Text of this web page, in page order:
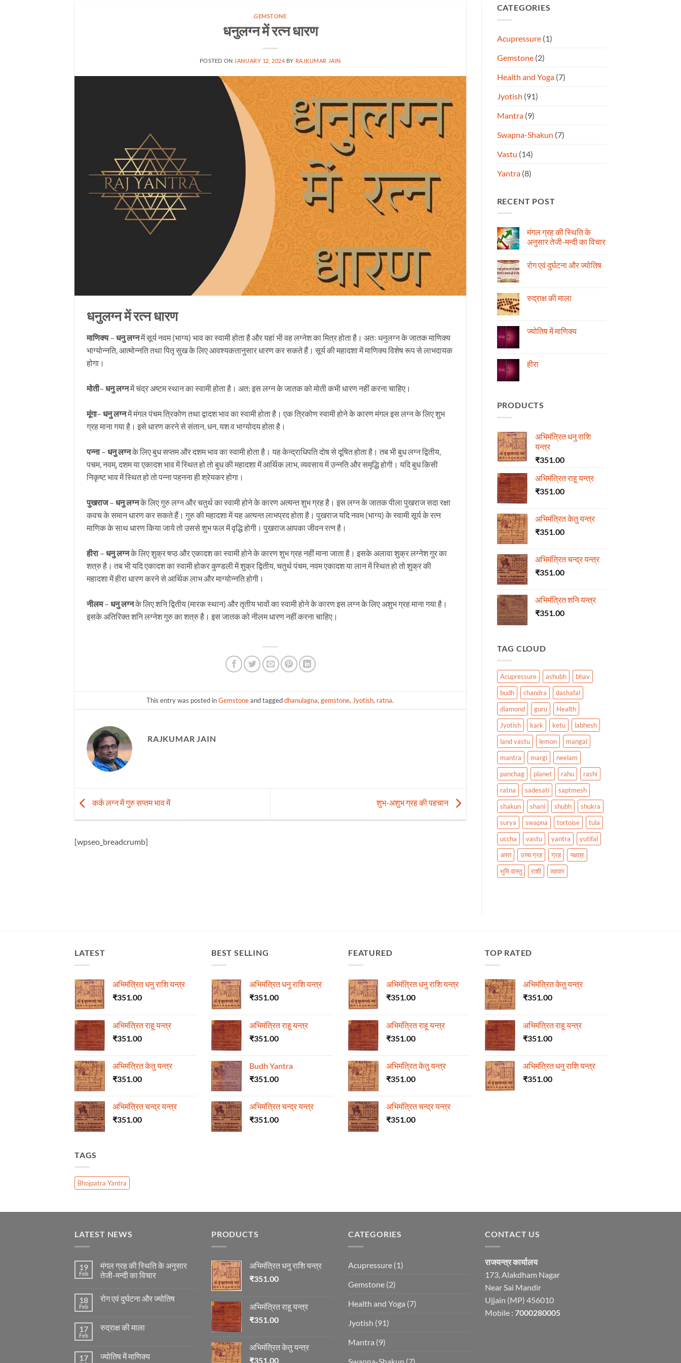
GEMSTONE
धनुलग्न में रत्न धारण
POSTED ON JANUARY 12, 2024 BY RAJKUMAR JAIN
धनुलग्न में रत्न धारण
माणिक्य– धनु लग्नमें सूर्य नवम (भाग्य) भाव का स्वामी होता है और यहां भी वह लग्नेश का मित्र होता है। अतः धनुलग्न के जातक माणिक्य
भाग्योन्नति, आत्मोन्नति तथा पितृ सुख के लिए आवश्यकतानुसार धारण कर सकते हैं। सूर्य की महादशा में माणिक्य विशेष रूप से लाभदायक
होगा।
मोती– धनु लग्नमें चंद्र अष्टम स्थान का स्वामी होता है। अत: इस लग्न के जातक को मोती कभी धारण नहीं करना चाहिए।
मूंगा– धनु लग्नमें मंगल पंचम त्रिकोण तथा द्वादश भाव का स्वामी होता है। एक त्रिकोण स्वामी होने के कारण मंगल इस लग्न के लिए शुभ
ग्रह माना गया है। इसे धारण करने से संतान, धन, यश व भाग्योदय होता है।
पन्ना– धनु लग्नके लिए बुध सप्तम और दशम भाव का स्वामी होता है। यह केन्द्राधिपति दोष से दूषित होता है। तब भी बुध लग्न द्वितीय,
पचम, नवम्, दशम या एकादश भाव में स्थित हो तो बुध की महादशा में आर्थिक लाभ, व्यवसाय में उन्नति और समृद्धि होगी। यदि बुध किसी
निकृष्ट भाव में स्थित हो तो पन्ना पहनना ही श्रेयकर होगा।
पुखराज– धनु लग्नके लिए गुरु लग्न और चतुर्थ का स्वामी होने के कारण अत्यन्त शुभ ग्रह है। इस लग्न के जातक पीला पुखराज सदा रक्षा
कवच के समान धारण कर सकते हैं। गुरु की महादशा में यह अत्यन्त लाभप्रद होता है। पुखराज यदि नवम (भाग्य) के स्वामी सूर्य के रत्न
माणिक के साथ धारण किया जाये तो उससे शुभ फल में वृद्धि होगी। पुखराज आपका जीवन रत्न है।
हीरा– धनु लग्नके लिए शुक्र षप्ठ और एकादश का स्वामी होने के कारण शुभ ग्रह नहीं माना जाता है। इसके अलावा शुक्र लग्नेश गुर का
शत्रु है। तब भी यदि एकादश का स्वामी होकर कुण्डली में शुक्र द्वितीय, चतुर्थ पंचम, नवम एकादश या लान में स्थित हो तो शुक्र की
महादशा में हीरा धारण करने से आर्थिक लाभ और माग्योन्नति होगी।
नीलम– धनु लग्नके लिए शनि द्वितीय (मारक स्थान) और तृतीय भावों का स्वामी होने के कारण इस लग्न के लिए अशुभ ग्रह माना गया है।
इसके अतिरिक्त शनि लग्नेश गुरु का शत्रु है। इस जातक को नीलम धारण नहीं करना चाहिए।
This entry was posted inGemstoneand taggeddhanulagna,gemstone, Jyotish, ratna.
RAJKUMAR JAIN
कर्क लग्न में गुरु सप्तम भाव में शुभ-अशुभ ग्रह की पहचान
[wpseo_breadcrumb]
CATEGORIES
Acupressure(1)
Gemstone(2)
Health and Yoga(7)
Jyotish (91)
Mantra(9)
Swapna-Shakun (7)
Vastu (14)
Yantra(8)
RECENT POST
मंगल ग्रह की स्थिति के
अनुसार तेजी-मन्दी का विचार
on
के
अनुसार
विचार
रोग एवं दुर्घटना और ज्योतिष
रोग
एवं
रुद्राक्ष की माला
रुद्राक्ष
की
ज्योतिष में माणिक्य
ज्योतिष
में
हीरा
PRODUCTS
अभिमंत्रित धनु राशि
यन्त्र
₹351.00
अभिमंत्रित राहू यन्त्र
₹351.00
अभिमंत्रित केतु यन्त्र
₹351.00
अभिमंत्रित चन्द्र यन्त्र
₹351.00
अभिमंत्रित शनि यन्त्र
₹351.00
TAG CLOUD
Acupressure ashubh
bhav
budh
chandra
dashafal
diamond
guru
Health
Jyotish
kark ketu
labhesh
land vastu
lemon
mangal
mantra
margi
neelam
panchag
planet rahu
rashi
ratna
sadesati
saptmesh
shakun
shani shubh
shukra
surya
swapna tortoise
tula
uccha
vastu yantra
yutifal
अस्त
उच्च ग्रह ग्रह
नक्षत्र
भूमि वास्तु
राशी व्यापार
LATEST
अभिमंत्रित धनु राशि यन्त्र
₹351.00
अभिमंत्रित राहू यन्त्र
₹351.00
अभिमंत्रित केतु यन्त्र
₹351.00
अभिमंत्रित चन्द्र यन्त्र
₹351.00
BEST SELLING
अभिमंत्रित धनु राशि यन्त्र
₹351.00
अभिमंत्रित राहू यन्त्र
₹351.00
Budh Yantra
₹351.00
अभिमंत्रित चन्द्र यन्त्र
₹351.00
FEATURED
अभिमंत्रित धनु राशि यन्त्र
₹351.00
अभिमंत्रित राहू यन्त्र
₹351.00
अभिमंत्रित केतु यन्त्र
₹351.00
अभिमंत्रित चन्द्र यन्त्र
₹351.00
TOP RATED
अभिमंत्रित केतु यन्त्र
₹351.00
अभिमंत्रित राहू यन्त्र
₹351.00
अभिमंत्रित धनु राशि यन्त्र
₹351.00
TAGS
Bhojpatra Yantra
LATEST NEWS
19
Feb
मंगल ग्रह की स्थिति के अनुसार
तेजी-मन्दी का विचार
on
स्थिति
के
मन्दी
का
18
Feb
रोग एवं दुर्घटना और ज्योतिष
रोग
ज्योतिष
17
Feb
रुद्राक्ष की माला
रुद्राक्ष
17 ज्योतिष में माणिक्य
PRODUCTS
अभिमंत्रित धनु राशि यन्त्र
₹351.00
अभिमंत्रित राहू यन्त्र
₹351.00
अभिमंत्रित केतु यन्त्र
₹351.00
CATEGORIES
Acupressure (1)
Gemstone (2)
Health and Yoga (7)
Jyotish (91)
Mantra (9)
CONTACT US
राजयन्त्र कार्यालय
173, Alakdham Nagar
Near Sai Mandir
Ujjain (MP) 456010
Mobile : 7000280005